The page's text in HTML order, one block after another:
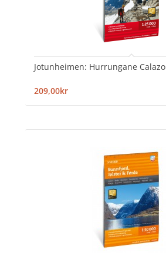
Jotunheimen: Hurrungane Calazo
209,00kr